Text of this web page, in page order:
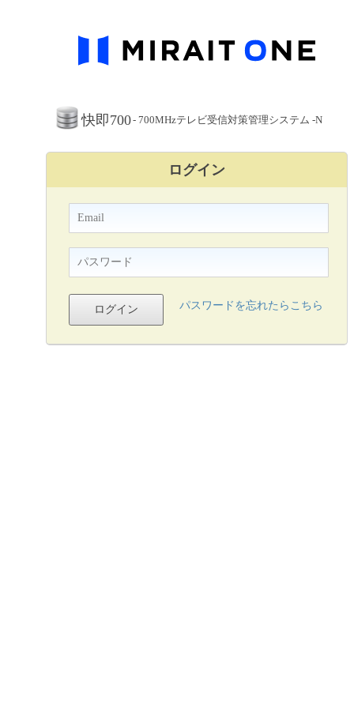
快即700- 700MHzテレビ受信対策管理システム -N
ログイン
パスワードを忘れたらこちら